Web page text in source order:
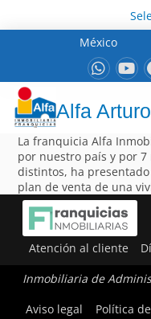
México
Alfa
La franquicia Alfa
por nuestro país y por
distintos, ha
plan de venta de una
Atención al cliente
Inmobiliaria de
Aviso legal
Política